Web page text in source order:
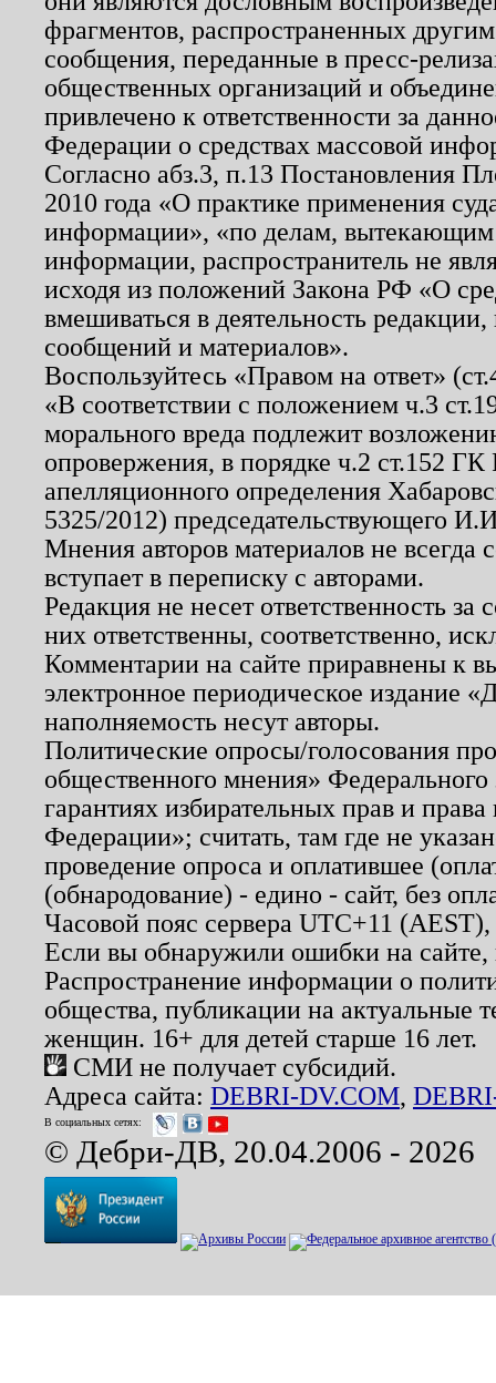
фрагментов, распространенных
сообщения, переданные в пресс-
общественных организаций и
привлечено к ответственности за
Федерации о средствах массовой
Согласно абз.3, п.13 Постановления
2010 года «О практике применения
информации», «по делам, вытекающим
информации, распространитель не
исходя из положений Закона РФ «О
вмешиваться в деятельность
сообщений и материалов».
Воспользуйтесь «Правом на ответ»
«В соответствии с положением ч.3
морального вреда подлежит
опровержения, в порядке ч.2 ст.152
апелляционного определения
5325/2012) председательствующего
Мнения авторов материалов не
вступает в переписку с авторами.
Редакция не несет ответственность
них ответственны, соответственно,
Комментарии на сайте приравнены к
электронное периодическое издание
наполняемость несут авторы.
Политические опросы/голосования
общественного мнения»
гарантиях избирательных прав и
Федерации»; считать, там где не
проведение опроса и оплатившее
(обнародование) - едино - сайт, без
Часовой пояс сервера UTC+11
Если вы обнаружили ошибки на
Распространение информации о
общества, публикации на актуальные
женщин. 16+ для детей старше 16 лет.
СМИ не получает субсидий.
Адреса сайта: DEBRI-DV.COM,
В социальных сетях:
© Дебри-ДВ, 20.04.2006 - 2026